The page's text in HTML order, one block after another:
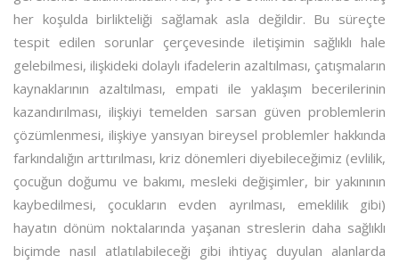
her koşulda birlikteliği sağlamak asla değildir. Bu süreçte
tespit edilen sorunlar çerçevesinde iletişimin sağlıklı hale
gelebilmesi, ilişkideki dolaylı ifadelerin azaltılması, çatışmaların
kaynaklarının azaltılması, empati ile yaklaşım becerilerinin
kazandırılması, ilişkiyi temelden sarsan güven problemlerin
çözümlenmesi, ilişkiye yansıyan bireysel problemler hakkında
farkındalığın arttırılması, kriz dönemleri diyebileceğimiz (evlilik,
çocuğun doğumu ve bakımı, mesleki değişimler, bir yakınının
kaybedilmesi, çocukların evden ayrılması, emeklilik gibi)
hayatın dönüm noktalarında yaşanan streslerin daha sağlıklı
biçimde nasıl atlatılabileceği gibi ihtiyaç duyulan alanlarda